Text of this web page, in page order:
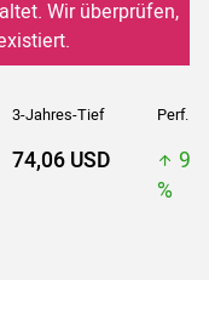
Wir überprüfen,
3-Jahres-Tief Perf. 5J
74,06 USD
%